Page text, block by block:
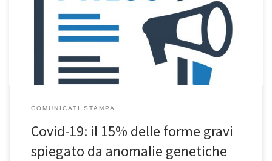
malattia genetica rara, l’Incontinentia Pigmenti. Lo afferma, in due
studi pubblicati sulla rivista Science, un team internazionale che
comprende due ricercatrici dell’Istituto di genetica e biofisica […]
COMUNICATI STAMPA
Covid-19: il 15% delle forme gravi
spiegato da anomalie genetiche